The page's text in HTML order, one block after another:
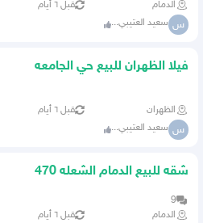
الدمام قبل ٦ أيام
س سعيد العتيبي...
فيلا الظهران للبيع حي الجامعه
الظهران قبل ٦ أيام
س سعيد العتيبي...
شقه للبيع الدمام الشعله 470
9
الدمام
قبل ٦ أيام